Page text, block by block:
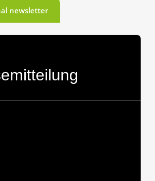
newsletter